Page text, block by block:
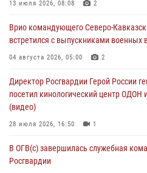
Представители ФСБ России по
Кузнецова
07 августа 2026, 12:00
Смольного собора в Санкт-
3 1
13 июля 2026, 08:08 2
Врио командующего Северо-
встретился с выпускниками военных
04 августа 2026, 05:00 2
Директор Росгвардии Герой России
посетил кинологический центр
(видео)
28 июля 2026, 16:50 1
В ОГВ(с) завершилась служебная
Росгвардии